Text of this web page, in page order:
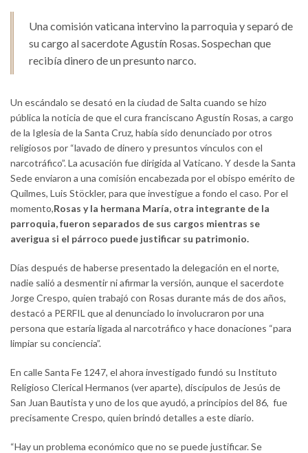
Una comisión vaticana intervino la parroquia y separó de
su cargo al sacerdote Agustín Rosas. Sospechan que
recibía dinero de un presunto narco.
Un escándalo se desató en la ciudad de Salta cuando se hizo
pública la noticia de que el cura franciscano Agustín Rosas, a cargo
de la Iglesia de la Santa Cruz, había sido denunciado por otros
religiosos por “lavado de dinero y presuntos vínculos con el
narcotráfico”. La acusación fue dirigida al Vaticano. Y desde la Santa
Sede enviaron a una comisión encabezada por el obispo emérito de
Quilmes, Luis Stöckler, para que investigue a fondo el caso. Por el
momento,Rosas y la hermana María, otra integrante de la
parroquia, fueron separados de sus cargos mientras se
averigua si el párroco puede justificar su patrimonio.
Días después de haberse presentado la delegación en el norte,
nadie salió a desmentir ni afirmar la versión, aunque el sacerdote
Jorge Crespo, quien trabajó con Rosas durante más de dos años,
destacó a PERFIL que al denunciado lo involucraron por una
persona que estaría ligada al narcotráfico y hace donaciones “para
limpiar su conciencia”.
En calle Santa Fe 1247, el ahora investigado fundó su Instituto
Religioso Clerical Hermanos (ver aparte), discípulos de Jesús de
San Juan Bautista y uno de los que ayudó, a principios del 86, fue
precisamente Crespo, quien brindó detalles a este diario.
“Hay un problema económico que no se puede justificar. Se